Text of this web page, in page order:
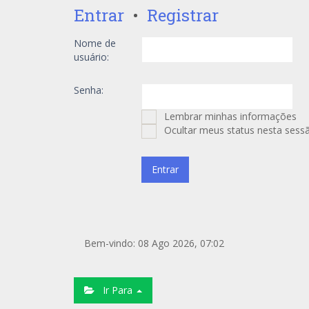
Entrar • Registrar
Nome de
usuário:
Senha:
Lembrar minhas informações
Ocultar meus status nesta
Bem-vindo: 08 Ago 2026, 07:02
Ir Para